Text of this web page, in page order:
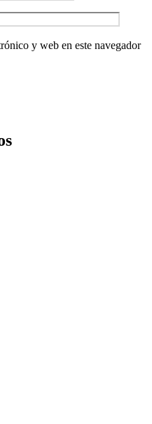
y web en este navegador